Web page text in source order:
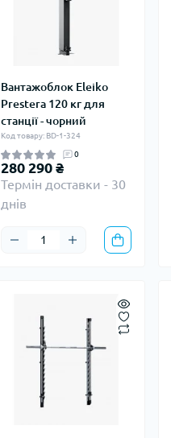
Вантажоблок Eleiko
Prestera 120 кг для
станції - чорний
Код товару: BD-1-324
0
280 290 ₴
Термін доставки - 30
днів